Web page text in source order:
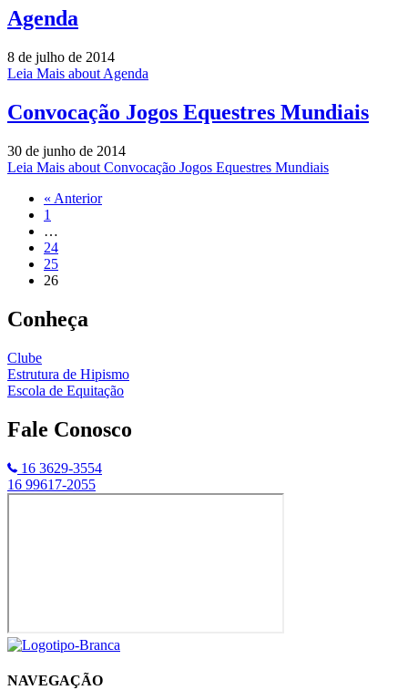
Agenda
8 de julho de 2014
Leia Mais about Agenda
Convocação Jogos Equestres Mundiais
30 de junho de 2014
Leia Mais about Convocação Jogos Equestres Mundiais
« Anterior
1
…
24
25
26
Conheça
Clube
Estrutura de Hipismo
Escola de Equitação
Fale Conosco
16 3629-3554
16 99617-2055
NAVEGAÇÃO